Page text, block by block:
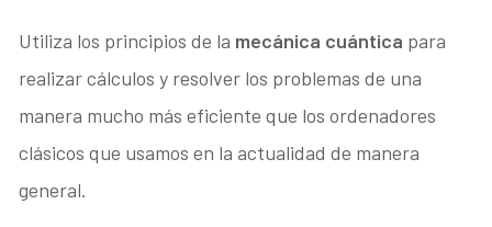
Utiliza los principios de la mecánica cuántica para
realizar cálculos y resolver los problemas de una
manera mucho más eficiente que los ordenadores
clásicos que usamos en la actualidad de manera
general.